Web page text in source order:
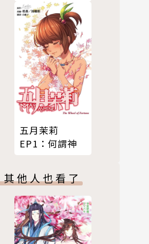
有病(03)
五月茉莉
EP1：何謂神
其他人也看了